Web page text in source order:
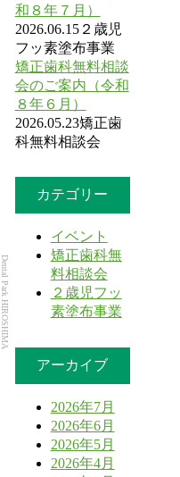
Dental Park HIROSHIMA
和８年７月）
2026.06.15２歳児
フッ素塗布事業
矯正歯科無料相談
会のご案内（令和
８年６月）
2026.05.23矯正歯
科無料相談会
カテゴリー
イベント
矯正歯科無
料相談会
２歳児フッ
素塗布事業
アーカイブ
2026年7月
2026年6月
2026年5月
2026年4月